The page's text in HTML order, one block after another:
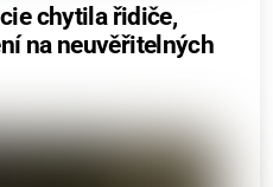
chytila řidiče,
na neuvěřitelných